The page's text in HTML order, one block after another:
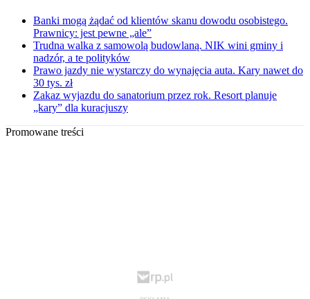
Banki mogą żądać od klientów skanu dowodu osobistego.
Prawnicy: jest pewne „ale”
Trudna walka z samowolą budowlaną. NIK wini gminy i
nadzór, a te polityków
Prawo jazdy nie wystarczy do wynajęcia auta. Kary nawet do
30 tys. zł
Zakaz wyjazdu do sanatorium przez rok. Resort planuje
„kary” dla kuracjuszy
Promowane treści